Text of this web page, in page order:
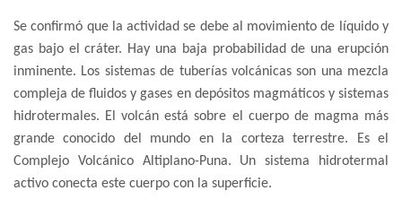
Se confirmó que la actividad se debe al movimiento de líquido y
gas bajo el cráter. Hay una baja probabilidad de una erupción
inminente. Los sistemas de tuberías volcánicas son una mezcla
compleja de fluidos y gases en depósitos magmáticos y sistemas
hidrotermales. El volcán está sobre el cuerpo de magma más
grande conocido del mundo en la corteza terrestre. Es el
Complejo Volcánico Altiplano-Puna. Un sistema hidrotermal
activo conecta este cuerpo con la superficie.